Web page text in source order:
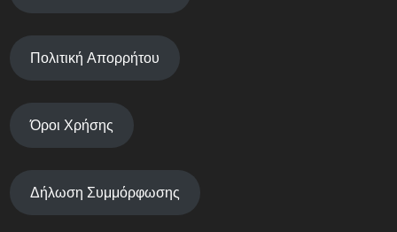
Πολιτική Απορρήτου
Όροι Χρήσης
Δήλωση Συμμόρφωσης